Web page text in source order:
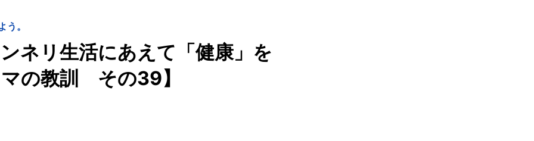
。
ネリ生活にあえて「健康」を
の教訓 その39】